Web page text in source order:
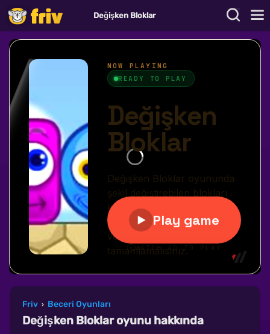
Değişken Bloklar
Friv › Beceri Oyunları
Değişken Bloklar oyunu hakkında